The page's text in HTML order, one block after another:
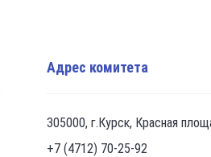
Адрес комитета
305000, г.Курск, Красная
+7 (4712) 70-25-92